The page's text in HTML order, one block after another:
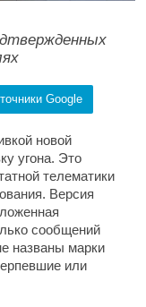
Google
новой
угона. Это
телематики
Версия
сообщений
названы марки
или